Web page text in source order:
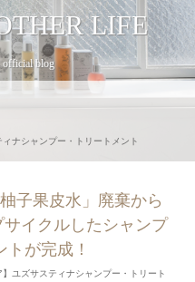
LIFE
official blog
ィナシャンプー・トリートメント
子果皮水」廃棄から
イクルしたシャンプ
が完成！
】ユズサスティナシャンプー・トリート